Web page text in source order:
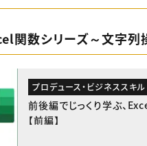
関数シリーズ～文字
プロデュース・ビジネススキル
前後編でじっくり学ぶ、
【前編】